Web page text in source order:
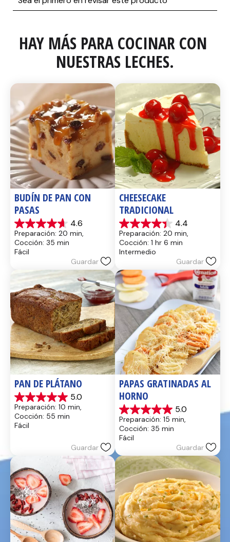
HAY MÁS PARA COCINAR CON
NUESTRAS LECHES.
BUDÍN DE PAN CON
PASAS
4.6
4.6
de
5
estrellas.
reseñas
Preparación: 20 min,
Cocción: 35 min
Fácil
Guardar
CHEESECAKE
TRADICIONAL
4.4
4.4
de
5
estrellas.
reseñas
Preparación: 20 min,
Cocción: 1 hr 6 min
Intermedio
Guardar
PAN DE PLÁTANO
5.0
5.0
de
5
estrellas.
Preparación: 10 min,
Cocción: 55 min
Fácil
Guardar
PAPAS GRATINADAS AL
HORNO
5.0
5.0
de
5
estrellas.
reseñas
Preparación: 15 min,
Cocción: 35 min
Fácil
Guardar